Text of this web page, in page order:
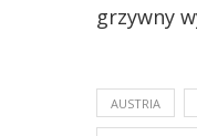
grzywny
AUSTRIA